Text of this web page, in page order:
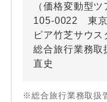
（価格変動型ツ
105-0022 東
ピア竹芝サウス
総合旅行業務取
直史
※総合旅行業務取扱